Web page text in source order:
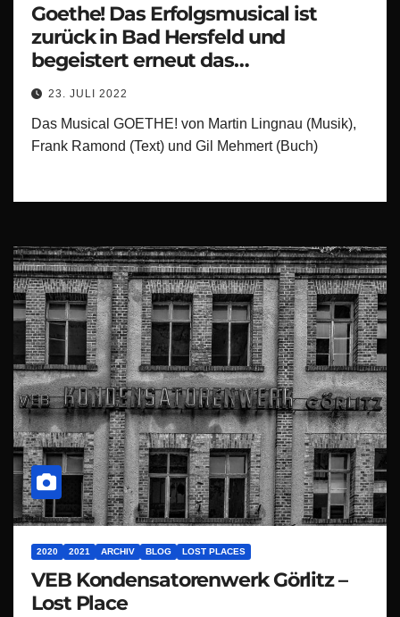
Goethe! Das Erfolgsmusical ist
zurück in Bad Hersfeld und
begeistert erneut das
Festspielpublikum
23. JULI 2022
Das Musical GOETHE! von Martin Lingnau (Musik),
Frank Ramond (Text) und Gil Mehmert (Buch)
2020 2021 ARCHIV BLOG LOST PLACES
VEB Kondensatorenwerk Görlitz –
Lost Place